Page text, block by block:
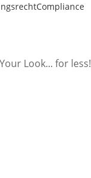
Compliance
Look... for less!